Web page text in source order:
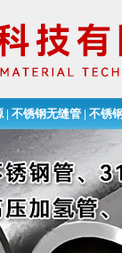
| 不锈钢无缝管 | 不锈